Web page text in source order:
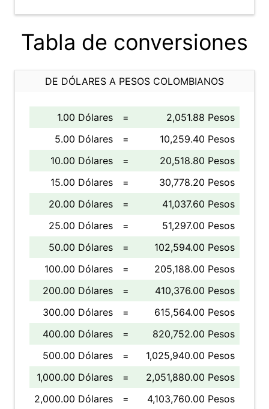
Tabla de conversiones
DE DÓLARES A PESOS COLOMBIANOS
1.00 Dólares =
2,051.88 Pesos
5.00 Dólares
=
10,259.40 Pesos
10.00 Dólares
=
20,518.80 Pesos
15.00 Dólares
=
30,778.20 Pesos
20.00 Dólares
=
41,037.60 Pesos
25.00 Dólares
=
51,297.00 Pesos
50.00 Dólares
=
102,594.00 Pesos
100.00 Dólares
=
205,188.00 Pesos
200.00 Dólares
=
410,376.00 Pesos
300.00 Dólares
=
615,564.00 Pesos
400.00 Dólares
=
820,752.00 Pesos
500.00 Dólares
=
1,025,940.00 Pesos
1,000.00 Dólares
=
2,051,880.00 Pesos
2,000.00 Dólares
=
4,103,760.00 Pesos